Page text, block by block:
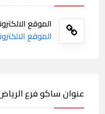
الموقع
الموقع
عنوان ساكو فرع